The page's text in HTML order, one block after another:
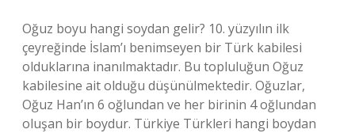
Oğuz boyu hangi soydan gelir? 10. yüzyılın ilk
çeyreğinde İslam’ı benimseyen bir Türk kabilesi
olduklarına inanılmaktadır. Bu topluluğun Oğuz
kabilesine ait olduğu düşünülmektedir. Oğuzlar,
Oğuz Han’ın 6 oğlundan ve her birinin 4 oğlundan
oluşan bir boydur. Türkiye Türkleri hangi boydan